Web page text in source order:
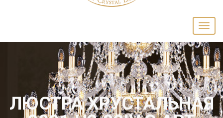
ЛЮСТРА ХРУСТАЛЬНАЯ